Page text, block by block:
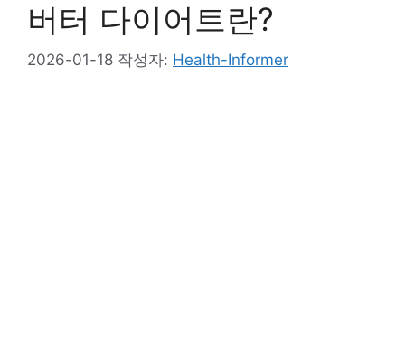
버터 다이어트란?
2026-01-18 작성자: Health-Informer